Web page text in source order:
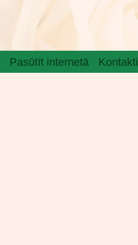
Pasūtīt internetā Kontakti